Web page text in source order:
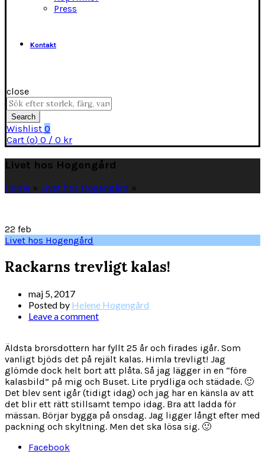
Press
Kontakt
close
Search
for:
Search
Wishlist 0
Cart (o) 0 / 0 kr
Livet hos Hogengård
Home » Livet hos Hogengård »
22 feb
Livet hos Hogengård
Rackarns trevligt kalas!
maj 5, 2017
Posted by Helene Hogengård
Leave a comment
Äldsta brorsdottern har fyllt 25 år och firades igår. Som
vanligt bjöds det på rejält kalas. Himla trevligt! Jag
glömde dock helt bort att plåta. Så jag lägger in en “före
kalasbild” på mig och Buset. Lite prydliga och städade. 🙂
Det blev sent igår (tidigt idag) och jag har en känsla av att
det blir ett rätt stillsamt tempo idag. Bra att ladda för
mässan. Börjar bygga på onsdag. Jag ligger långt efter med
packning och skyltning. Men det ska lösa sig. 🙂
Facebook